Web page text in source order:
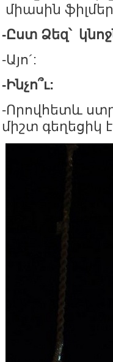
միասին
-Ըստ Ձեզ՝
-Այո´:
- Ինչո՞ւ:
-Որովհետև
միշտ գեղեցիկ